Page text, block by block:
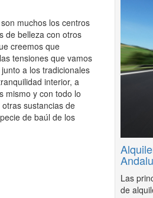
muchos los centros
de belleza con otros
creemos que
tensiones que vamos
a los tradicionales
interior, a
mismo y con todo lo
sustancias de
de baúl de los
Las
de